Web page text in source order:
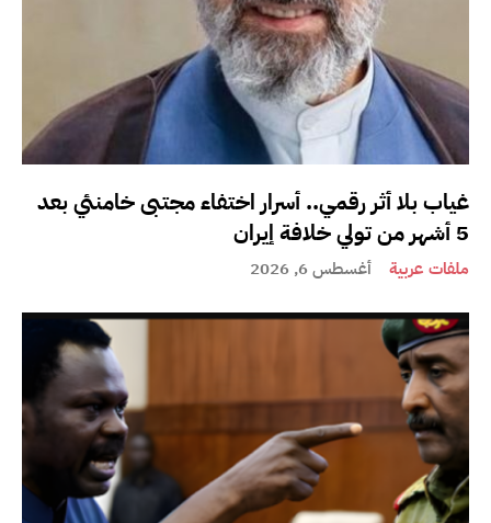
غياب بلا أثر رقمي.. أسرار اختفاء مجتبى خامنئي بعد
5 أشهر من تولي خلافة إيران
ملفات عربية أغسطس 6, 2026